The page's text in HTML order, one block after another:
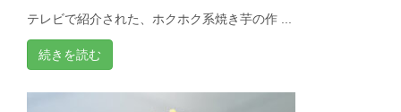
テレビで紹介された、ホクホク系焼き芋の作 ...
続きを読む